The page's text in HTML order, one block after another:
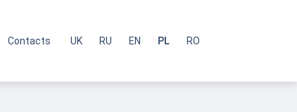
Contacts UK RU EN PL RO